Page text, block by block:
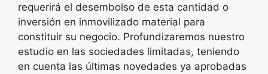
requerirá el desembolso de esta cantidad o
inversión en inmovilizado material para
constituir su negocio. Profundizaremos nuestro
estudio en las sociedades limitadas, teniendo
en cuenta las últimas novedades ya aprobadas